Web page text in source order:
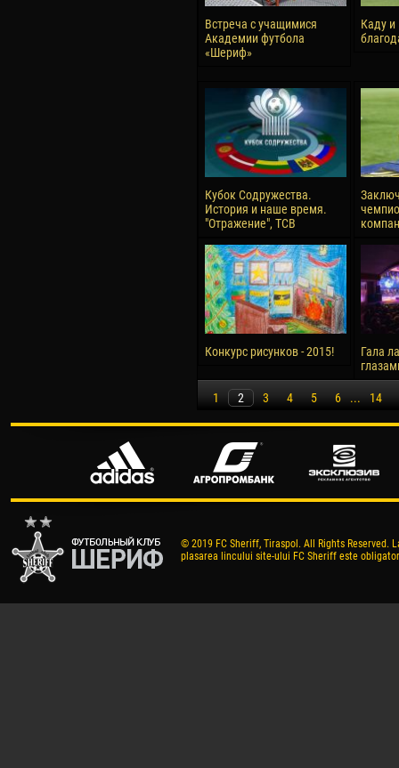
Встреча с учащимися
Академии футбола
«Шериф»
Каду
Кубок Содружества.
История и наше время.
"Отражение", ТСВ
Конкурс рисунков - 2015!
Гала
1 2 3 4 5 6 ... 14
© 2019 FC Sheriff, Tiraspol. All Rights
plasarea lincului site-ului FC Sheriff este